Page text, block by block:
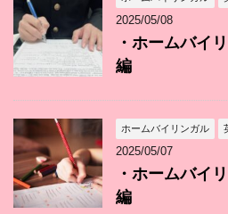
2025/05/08
・ホームバイ
編
ホームバイリンガル
2025/05/07
・ホームバイ
編